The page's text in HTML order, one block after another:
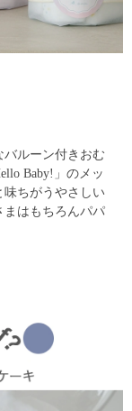
ルーン付きおむ
Baby!」のメッ
味ちがうやさしい
まはもちろんパパ